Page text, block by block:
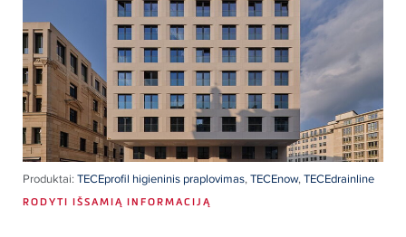
Produktai: TECEprofil higieninis praplovimas,TECEnow,TECEdrainline
RODYTI IŠSAMIĄ INFORMACIJĄ